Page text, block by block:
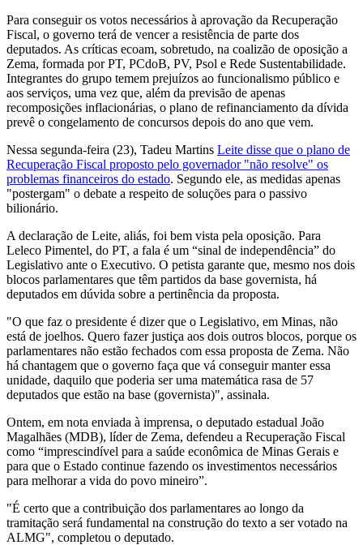
Para conseguir os votos necessários à aprovação da Recuperação
Fiscal, o governo terá de vencer a resistência de parte dos
deputados. As críticas ecoam, sobretudo, na coalizão de oposição a
Zema, formada por PT, PCdoB, PV, Psol e Rede Sustentabilidade.
Integrantes do grupo temem prejuízos ao funcionalismo público e
aos serviços, uma vez que, além da previsão de apenas
recomposições inflacionárias, o plano de refinanciamento da dívida
prevê o congelamento de concursos depois do ano que vem.
Nessa segunda-feira (23), Tadeu Martins Leite disse que o plano de
Recuperação Fiscal proposto pelo governador "não resolve" os
problemas financeiros do estado. Segundo ele, as medidas apenas
"postergam" o debate a respeito de soluções para o passivo
bilionário.
A declaração de Leite, aliás, foi bem vista pela oposição. Para
Leleco Pimentel, do PT, a fala é um “sinal de independência” do
Legislativo ante o Executivo. O petista garante que, mesmo nos dois
blocos parlamentares que têm partidos da base governista, há
deputados em dúvida sobre a pertinência da proposta.
"O que faz o presidente é dizer que o Legislativo, em Minas, não
está de joelhos. Quero fazer justiça aos dois outros blocos, porque os
parlamentares não estão fechados com essa proposta de Zema. Não
há chantagem que o governo faça que vá conseguir manter essa
unidade, daquilo que poderia ser uma matemática rasa de 57
deputados que estão na base (governista)", assinala.
Ontem, em nota enviada à imprensa, o deputado estadual João
Magalhães (MDB), líder de Zema, defendeu a Recuperação Fiscal
como “imprescindível para a saúde econômica de Minas Gerais e
para que o Estado continue fazendo os investimentos necessários
para melhorar a vida do povo mineiro”.
"É certo que a contribuição dos parlamentares ao longo da
tramitação será fundamental na construção do texto a ser votado na
ALMG", completou o deputado.